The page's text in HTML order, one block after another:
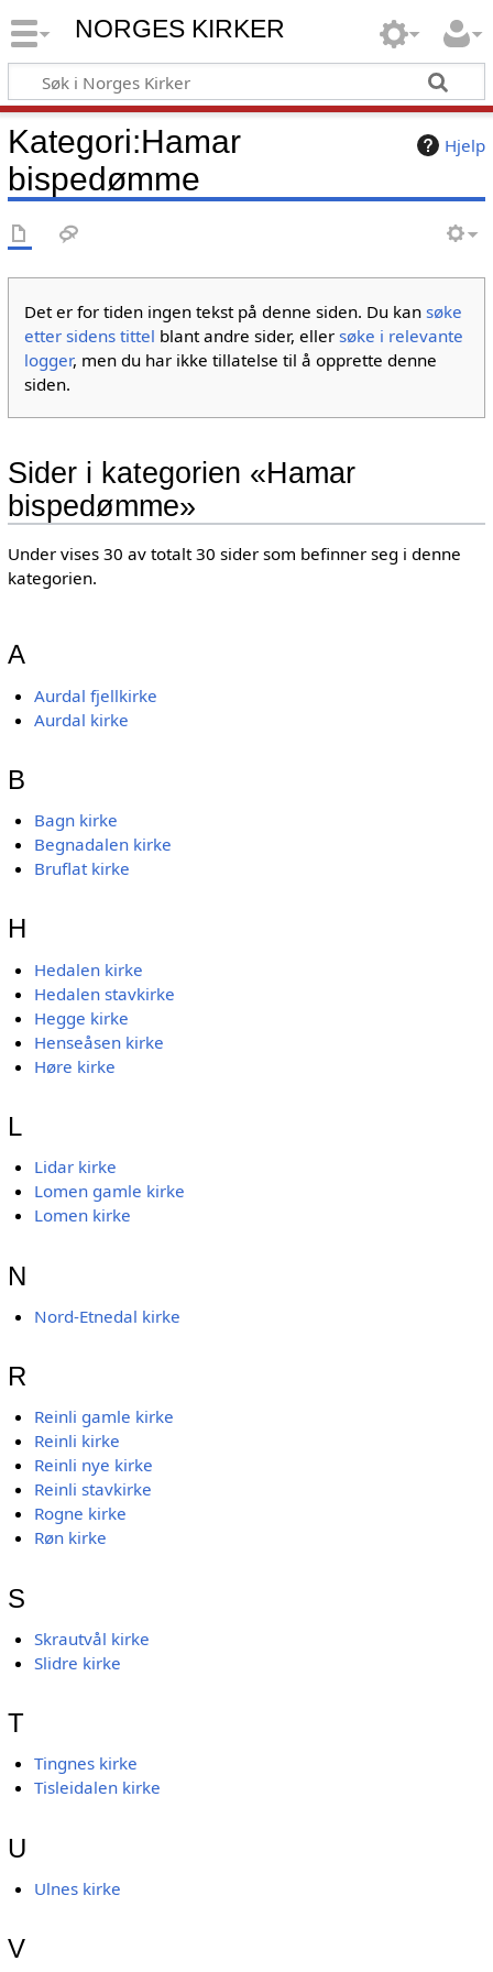
NORGES KIRKER
Hjelp
Kategori:Hamar
bispedømme
Det er for tiden ingen tekst på denne siden. Du kan søke
etter sidens tittel blant andre sider, eller søke i relevante
logger, men du har ikke tillatelse til å opprette denne
siden.
Sider i kategorien «Hamar
bispedømme»
Under vises 30 av totalt 30 sider som befinner seg i denne
kategorien.
A
Aurdal fjellkirke
Aurdal kirke
B
Bagn kirke
Begnadalen kirke
Bruflat kirke
H
Hedalen kirke
Hedalen stavkirke
Hegge kirke
Henseåsen kirke
Høre kirke
L
Lidar kirke
Lomen gamle kirke
Lomen kirke
N
Nord-Etnedal kirke
R
Reinli gamle kirke
Reinli kirke
Reinli nye kirke
Reinli stavkirke
Rogne kirke
Røn kirke
S
Skrautvål kirke
Slidre kirke
T
Tingnes kirke
Tisleidalen kirke
U
Ulnes kirke
V